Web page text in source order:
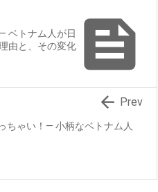

ベトナム人が日
由と、その変化
ちゃい！― 小柄なベトナム人
 Prev